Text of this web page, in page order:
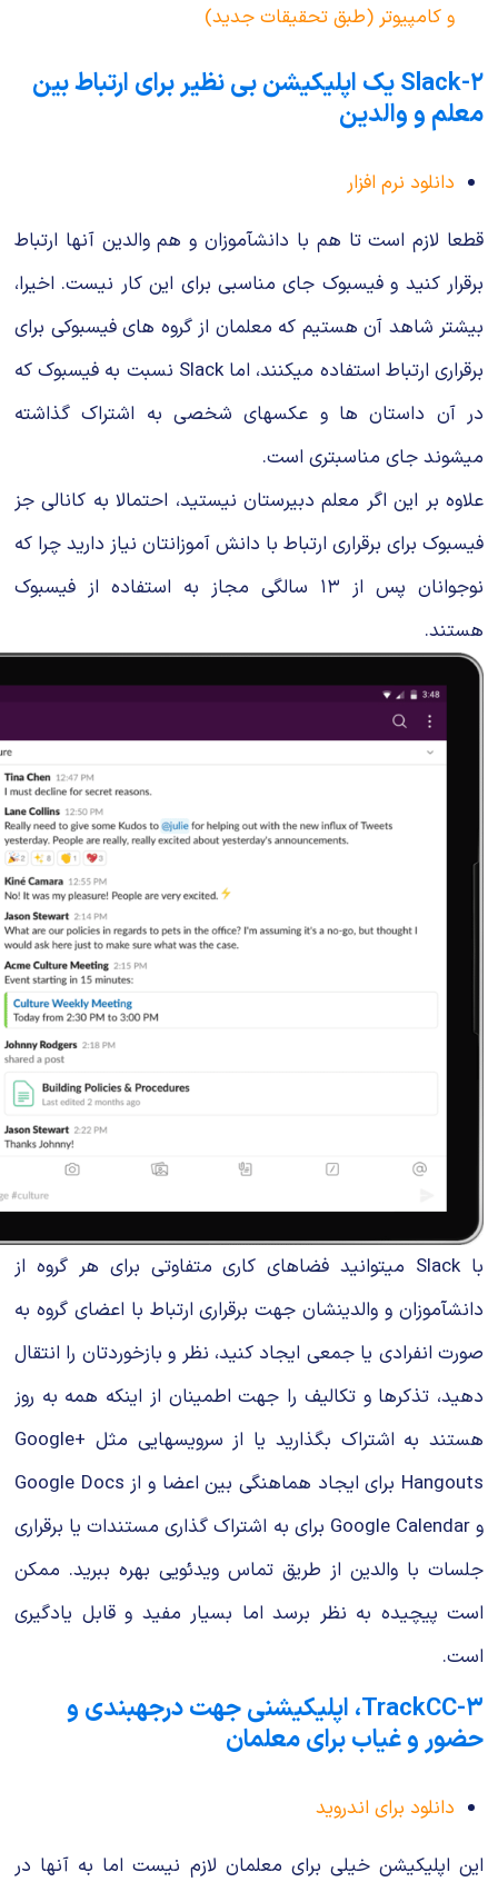
و کامپیوتر (طبق تحقیقات جدید)
۲-Slack یک اپلیکیشن بی نظیر برای ارتباط بین
معلم و والدین
دانلود نرم افزار
قطعا لازم است تا هم با دانشآموزان و هم والدین آنها ارتباط
برقرار کنید و فیسبوک جای مناسبی برای این کار نیست. اخیرا،
بیشتر شاهد آن هستیم که معلمان از گروه های فیسبوکی برای
برقراری ارتباط استفاده میکنند، اما Slack نسبت به فیسبوک که
در آن داستان ها و عکسهای شخصی به اشتراک گذاشته
میشوند جای مناسبتری است.
علاوه بر این اگر معلم دبیرستان نیستید، احتمالا به کانالی جز
فیسبوک برای برقراری ارتباط با دانش آموزانتان نیاز دارید چرا که
نوجوانان پس از ۱۳ سالگی مجاز به استفاده از فیسبوک
هستند.
با Slack میتوانید فضاهای کاری متفاوتی برای هر گروه از
دانشآموزان و والدینشان جهت برقراری ارتباط با اعضای گروه به
صورت انفرادی یا جمعی ایجاد کنید، نظر و بازخوردتان را انتقال
دهید، تذکرها و تکالیف را جهت اطمینان از اینکه همه به روز
هستند به اشتراک بگذارید یا از سرویسهایی مثل Google+
Hangouts برای ایجاد هماهنگی بین اعضا و از Google Docs
و Google Calendar برای به اشتراک گذاری مستندات یا برقراری
جلسات با والدین از طریق تماس ویدئویی بهره ببرید. ممکن
است پیچیده به نظر برسد اما بسیار مفید و قابل یادگیری
است.
۳-TrackCC، اپلیکیشنی جهت درجهبندی و
حضور و غیاب برای معلمان
دانلود برای اندروید
این اپلیکیشن خیلی برای معلمان لازم نیست اما به آنها در